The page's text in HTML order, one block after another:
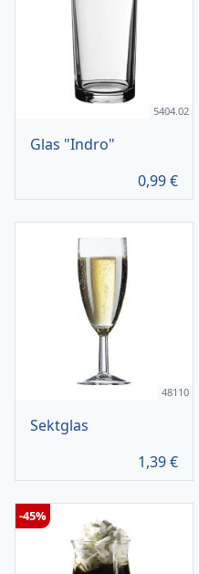
5404.02
Glas "Indro"
0,99€
48110
Sektglas
1,39€
-45%